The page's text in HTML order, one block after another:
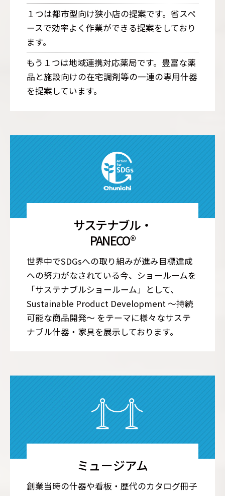
１つは都市型向け狭小店の提案です。省スペ
ースで効率よく作業ができる提案をしており
ます。
もう１つは地域連携対応薬局です。豊富な薬
品と施設向けの在宅調剤等の一連の専用什器
を提案しています。
サステナブル・
PANECO®
世界中でSDGsへの取り組みが進み目標達成
への努力がなされている今、ショールームを
「サステナブルショールーム」として、
Sustainable Product Development ～持続
可能な商品開発～ をテーマに様々なサステ
ナブル什器・家具を展示しております。
ミュージアム
創業当時の什器や看板・歴代のカタログ冊子